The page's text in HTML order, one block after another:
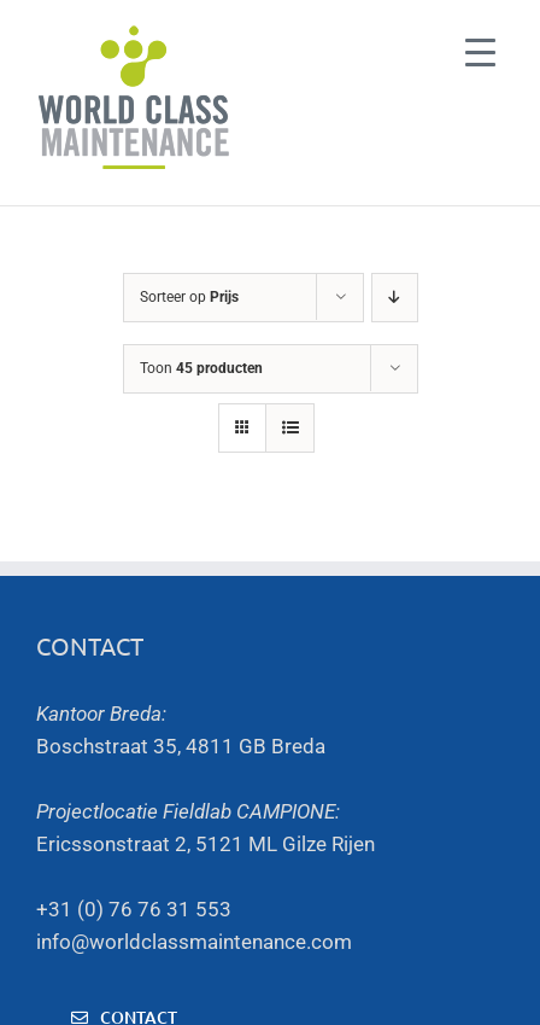
Sorteer op Prijs
Toon 45 producten
CONTACT
Kantoor Breda:
Boschstraat 35, 4811 GB Breda
Projectlocatie Fieldlab CAMPIONE:
Ericssonstraat 2, 5121 ML Gilze Rijen
+31 (0) 76 76 31 553
info@worldclassmaintenance.com
CONTACT